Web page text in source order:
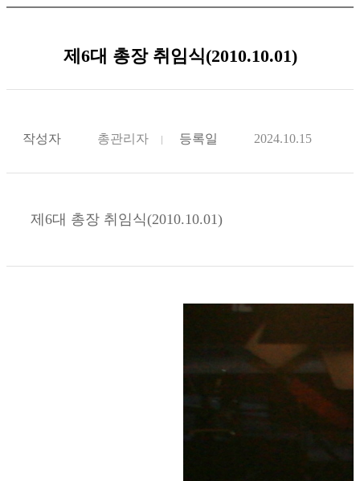
제6대 총장 취임식(2010.10.01)
작성자 총관리자 등록일 2024.10.15
제6대 총장 취임식(2010.10.01)